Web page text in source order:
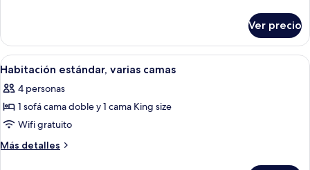
cama
King
size
estándar,
cama
size
Ver precio
Abrir
todas
las
fotos
de
Habitación
Una habitación de hotel con cama,
3
Habitación estándar, varias camas
4 personas
1 sofá cama doble y 1 cama King size
Wifi gratuito
Más detalles
Más